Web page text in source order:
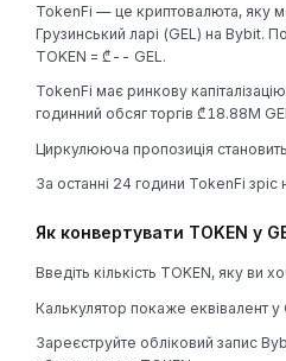
TokenFi — це криптовалюта, яку
Грузинський ларі (GEL) на Bybit.
TOKEN = ₾-- GEL.
TokenFi має ринкову
годинний обсяг торгів ₾18.88M
Циркулююча пропозиція
За останні 24 години TokenFi зріс
Як конвертувати TOKEN у
Введіть кількість TOKEN, яку ви
Калькулятор покаже еквівалент у
Зареєструйте обліковий запис